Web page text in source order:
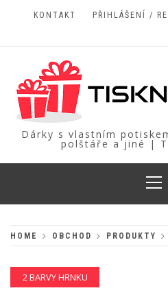
KONTAKT PŘIHLÁŠENÍ /
Dárky s vlastním
polštáře a jiné |
HOME OBCHOD PRODUKTY
2 BARVY HRNKU